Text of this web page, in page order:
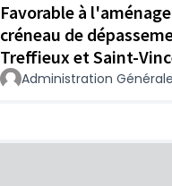
Favorable à
créneau de
Treffieux et Saint-
Administration Générale